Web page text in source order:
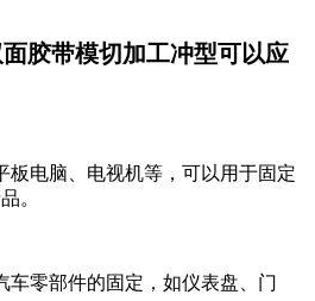
胶带模切加工冲型可以应
板电脑、电视机等，可以用于固定
。
车零部件的固定，如仪表盘、门